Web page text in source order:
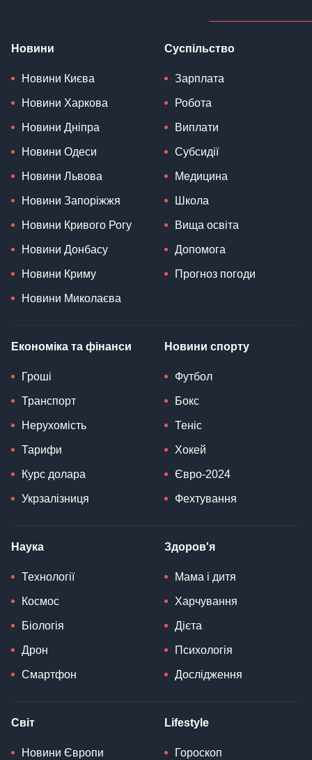
Новини
Новини Києва
Новини Харкова
Новини Дніпра
Новини Одеси
Новини Львова
Новини Запоріжжя
Новини Кривого Рогу
Новини Донбасу
Новини Криму
Новини Миколаєва
Суспільство
Зарплата
Робота
Виплати
Субсидії
Медицина
Школа
Вища освіта
Допомога
Прогноз погоди
Економіка та фінанси
Гроші
Транспорт
Нерухомість
Тарифи
Курс долара
Укрзалізниця
Новини спорту
Футбол
Бокс
Теніс
Хокей
Євро-2024
Фехтування
Наука
Технології
Космос
Біологія
Дрон
Смартфон
Здоров'я
Мама і дитя
Харчування
Дієта
Психологія
Дослідження
Світ
Новини Європи
Lifestyle
Гороскоп